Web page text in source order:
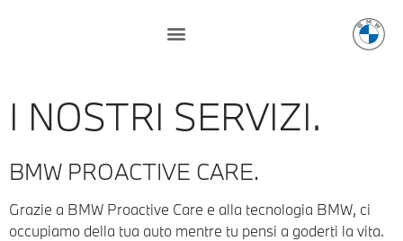
I NOSTRI SERVIZI.
BMW PROACTIVE CARE.
Grazie a BMW Proactive Care e alla tecnologia BMW, ci
occupiamo della tua auto mentre tu pensi a goderti la vita.